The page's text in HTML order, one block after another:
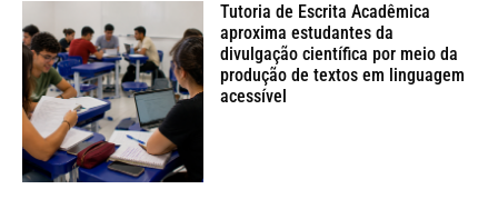
Tutoria de Escrita Acadêmica
aproxima estudantes da
divulgação científica por meio da
produção de textos em linguagem
acessível